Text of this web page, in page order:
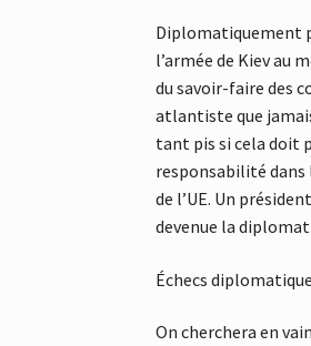
Diplomatiquement
l’armée de Kiev au
du savoir-faire des
atlantiste que
tant pis si cela doit
responsabilité dans
de l’UE. Un
devenue la
Échecs
On cherchera en